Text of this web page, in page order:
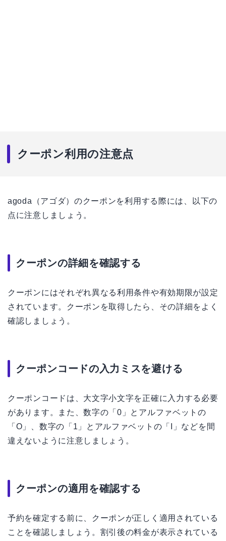
クーポン利用の注意点
agoda（アゴダ）のクーポンを利用する際には、以下の
点に注意しましょう。
クーポンの詳細を確認する
クーポンにはそれぞれ異なる利用条件や有効期限が設定
されています。クーポンを取得したら、その詳細をよく
確認しましょう。
クーポンコードの入力ミスを避ける
クーポンコードは、大文字小文字を正確に入力する必要
があります。また、数字の「0」とアルファベットの
「O」、数字の「1」とアルファベットの「I」などを間
違えないように注意しましょう。
クーポンの適用を確認する
予約を確定する前に、クーポンが正しく適用されている
ことを確認しましょう。割引後の料金が表示されている